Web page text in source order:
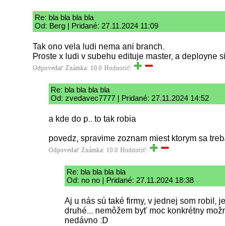
Re: bla bla bla bla
Od: Berg | Pridané: 27.11.2024 11:09
Tak ono vela ludi nema ani branch.
Proste x ludi v subehu edituje master, a deployne
Odpovedať Známka: 10.0 Hodnotiť:
Re: bla bla bla bla
Od: zvedavec7777 | Pridané: 27.11.2024 14:52
a kde do p.. to tak robia
povedz, spravime zoznam miest ktorym sa
Odpovedať Známka: 10.0 Hodnotiť:
Re: bla bla bla bla
Od: no no | Pridané: 27.11.2024 18:38
Aj u nás sú také firmy, v jednej som robil,
druhé... nemôžem byť moc konkrétny
nedávno :D